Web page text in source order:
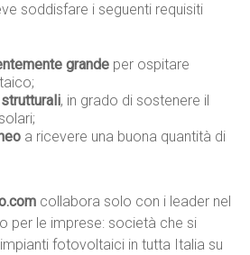
soddisfare i seguenti requisiti
grande per ospitare
, in grado di sostenere il
a ricevere una buona quantità di
collabora solo con i leader nel
per le imprese: società che si
fotovoltaici in tutta Italia su